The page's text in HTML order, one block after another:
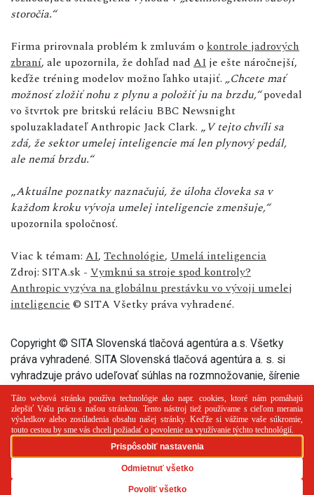
storočia.“
Firma prirovnala problém k zmluvám o kontrole jadrových
zbraní, ale upozornila, že dohľad nad AI je ešte náročnejší,
keďže tréning modelov možno ľahko utajiť. „Chcete mať
možnosť zložiť nohu z plynu a položiť ju na brzdu,“povedal
vo štvrtok pre britskú reláciu BBC Newsnight
spoluzakladateľ Anthropic Jack Clark. „V tejto chvíli sa
zdá, že sektor umelej inteligencie má len plynový pedál,
ale nemá brzdu.“
„Aktuálne poznatky naznačujú, že úloha človeka sa v
každom kroku vývoja umelej inteligencie zmenšuje,“
upozornila spoločnosť.
Viac k témam: AI, Technológie, Umelá inteligencia
Zdroj: SITA.sk - Vymknú sa stroje spod kontroly?
Anthropic vyzýva na globálnu prestávku vo vývoji umelej
inteligencie © SITA Všetky práva vyhradené.
Copyright © SITA Slovenská tlačová agentúra a.s. Všetky
práva vyhradené. SITA Slovenská tlačová agentúra a. s. si
vyhradzuje právo udeľovať súhlas na rozmnožovanie, šírenie
PR článok